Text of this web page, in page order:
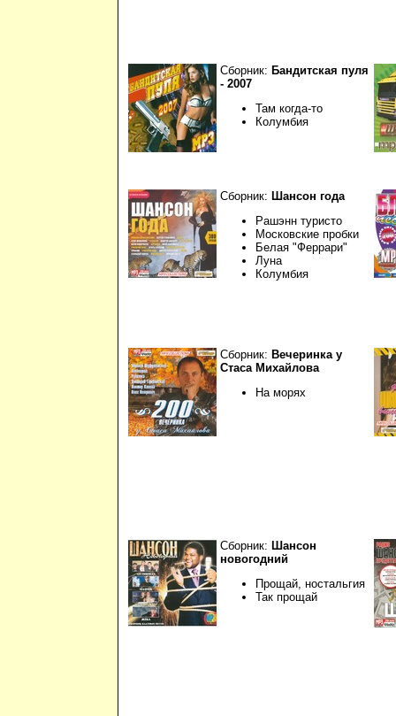
Сборник: Бандитская пуля
- 2007
Там когда-то
Колумбия
Сборник: Шансон года
Рашэнн туристо
Московские пробки
Белая "Феррари"
Луна
Колумбия
Сборник: Вечеринка у
Стаса Михайлова
На морях
Сборник: Шансон
новогодний
Прощай, ностальгия
Так прощай